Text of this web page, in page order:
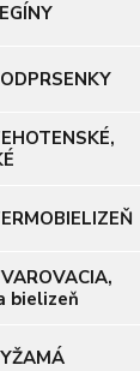
bielizeň